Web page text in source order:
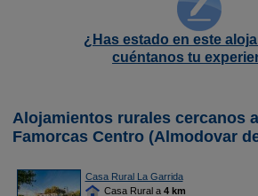
¿Has estado en este
cuéntanos tu
Alojamientos rurales cercanos
Famorcas Centro (Almodovar
Casa Rural La Garrida
Casa Rural a 4 km